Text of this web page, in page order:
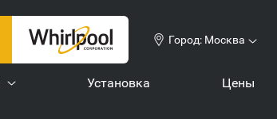
Город: Москва
Установка Цены